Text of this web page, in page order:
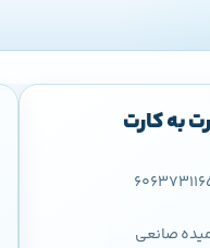
به کارت
صانعی